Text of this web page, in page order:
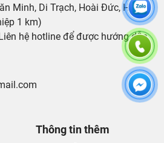
Minh, Di Trạch, Hoài Đức, Hà Nội
1 km)
hệ hotline để được hướng dẫn
Thông tin thêm